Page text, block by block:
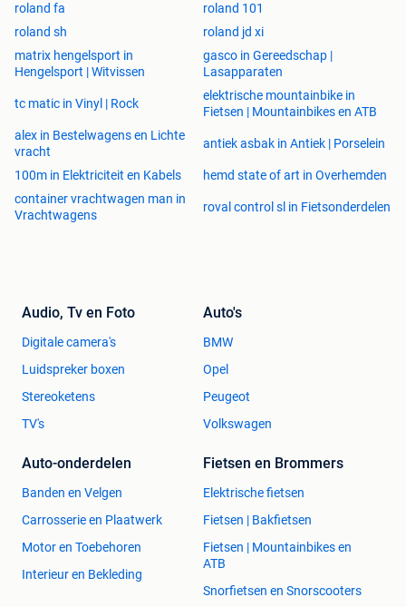
roland fa
roland 101
roland sh
roland jd xi
matrix hengelsport in
Hengelsport | Witvissen
gasco in Gereedschap |
Lasapparaten
tc matic in Vinyl | Rock
elektrische mountainbike in
Fietsen | Mountainbikes en ATB
alex in Bestelwagens en Lichte
vracht
antiek asbak in Antiek | Porselein
100m in Elektriciteit en Kabels
hemd state of art in Overhemden
container vrachtwagen man in
Vrachtwagens
roval control sl in Fietsonderdelen
Audio, Tv en Foto
Digitale camera's
Luidspreker boxen
Stereoketens
TV's
Auto's
BMW
Opel
Peugeot
Volkswagen
Auto-onderdelen
Banden en Velgen
Carrosserie en Plaatwerk
Motor en Toebehoren
Interieur en Bekleding
Fietsen en Brommers
Elektrische fietsen
Fietsen | Bakfietsen
Fietsen | Mountainbikes en
ATB
Snorfietsen en Snorscooters